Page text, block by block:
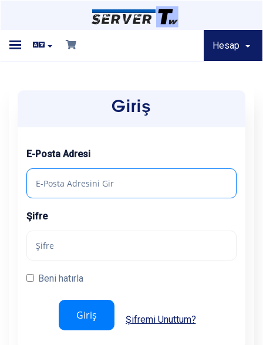
Toggle
Hesap
Ürünler
Duyurular
Bilgi Bankası
Giriş
E-Posta Adresi
Şifre
Beni hatırla
Şifremi Unuttum?